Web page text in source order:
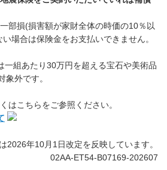
部損(損害額が家財全体の時価の10％以
場合は保険金をお支払いできません。
組あたり30万円を超える宝石や美術品
象外です。
はこちらをご参照ください。
2026年10月1日改定を反映しています。
02AA-ET54-B07169-202607